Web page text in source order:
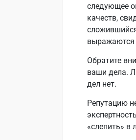
следующее
качеств,
выражаются
Обратите
ваши дела.
дел нет.
Репутацию
«слепить» в